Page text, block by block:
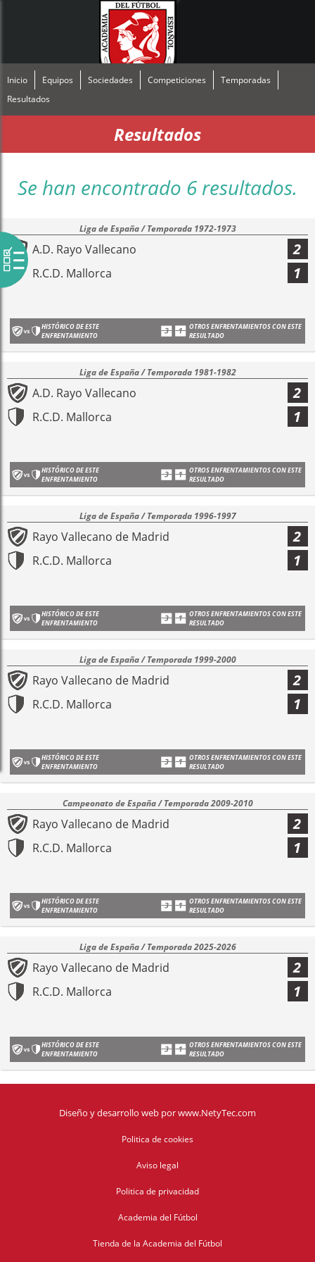
Inicio Equipos Sociedades Competiciones
Temporadas
Resultados
Resultados
Se han encontrado 6 resultados.
Liga de España / Temporada 1972-1973
A.D. Rayo Vallecano 2
R.C.D. Mallorca 1
HISTÓRICO DE ESTE
ENFRENTAMIENTO
OTROS ENFRENTAMIENTOS CON ESTE
RESULTADO
Liga de España / Temporada 1981-1982
A.D. Rayo Vallecano 2
R.C.D. Mallorca 1
HISTÓRICO DE ESTE
ENFRENTAMIENTO
OTROS ENFRENTAMIENTOS CON ESTE
RESULTADO
Liga de España / Temporada 1996-1997
Rayo Vallecano de Madrid 2
R.C.D. Mallorca 1
HISTÓRICO DE ESTE
ENFRENTAMIENTO
OTROS ENFRENTAMIENTOS CON ESTE
RESULTADO
Liga de España / Temporada 1999-2000
Rayo Vallecano de Madrid 2
R.C.D. Mallorca 1
HISTÓRICO DE ESTE
ENFRENTAMIENTO
OTROS ENFRENTAMIENTOS CON ESTE
RESULTADO
Campeonato de España / Temporada 2009-2010
Rayo Vallecano de Madrid 2
R.C.D. Mallorca 1
HISTÓRICO DE ESTE
ENFRENTAMIENTO
OTROS ENFRENTAMIENTOS CON ESTE
RESULTADO
Liga de España / Temporada 2025-2026
Rayo Vallecano de Madrid 2
R.C.D. Mallorca 1
HISTÓRICO DE ESTE
ENFRENTAMIENTO
OTROS ENFRENTAMIENTOS CON ESTE
RESULTADO
Diseño y desarrollo web porwww.NetyTec.com
Politica de cookies
Aviso legal
Politica de privacidad
Academia del Fútbol
Tienda de la Academia del Fútbol